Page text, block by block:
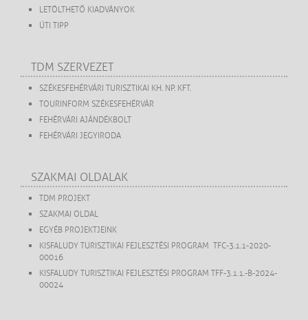
LETÖLTHETŐ KIADVÁNYOK
ÚTI TIPP
TDM SZERVEZET
SZÉKESFEHÉRVÁRI TURISZTIKAI KH. NP. KFT.
TOURINFORM SZÉKESFEHÉRVÁR
FEHÉRVÁRI AJÁNDÉKBOLT
FEHÉRVÁRI JEGYIRODA
SZAKMAI OLDALAK
TDM PROJEKT
SZAKMAI OLDAL
EGYÉB PROJEKTJEINK
KISFALUDY TURISZTIKAI FEJLESZTÉSI PROGRAM TFC-3.1.1-2020-
00016
KISFALUDY TURISZTIKAI FEJLESZTÉSI PROGRAM TFF-3.1.1.-B-2024-
00024